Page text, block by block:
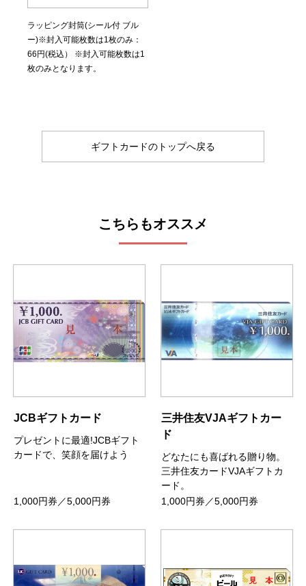
ラッピング封筒(シール付 ブル
ー)※封入可能枚数は1枚のみ：
66円(税込） ※封入可能枚数は1
枚のみとなります。
ギフトカードのトップへ戻る
こちらもオススメ
JCBギフトカード
プレゼントに最適!JCBギフト
カードで、笑顔を届けよう
1,000円券／5,000円券
三井住友VJAギフトカー
ド
どなたにも喜ばれる贈り物。
三井住友カードVJAギフトカ
ード。
1,000円券／5,000円券